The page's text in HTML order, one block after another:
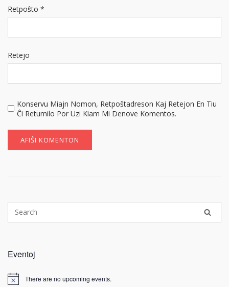
Retpoŝto *
Retejo
Konservu Miajn Nomon, Retpoŝtadreson Kaj Retejon En Tiu
Ĉi Retumilo Por Uzi Kiam Mi Denove Komentos.
Eventoj
Notice There are no upcoming events.